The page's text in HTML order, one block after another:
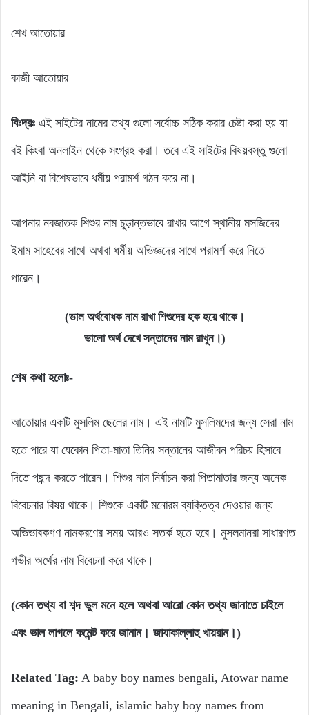
শেখ আতোয়ার
কাজী আতোয়ার
বিঃদ্রঃ এই সাইটের নামের তথ্য গুলো সর্বোচ্চ সঠিক করার চেষ্টা করা হয় যা
বই কিংবা অনলাইন থেকে সংগ্রহ করা। তবে এই সাইটের বিষয়বস্তু গুলো
আইনি বা বিশেষভাবে ধর্মীয় পরামর্শ গঠন করে না।
আপনার নবজাতক শিশুর নাম চূড়ান্তভাবে রাখার আগে স্থানীয় মসজিদের
ইমাম সাহেবের সাথে অথবা ধর্মীয় অভিজ্ঞদের সাথে পরামর্শ করে নিতে
পারেন।
(ভাল অর্থবোধক নাম রাখা শিশুদের হক হয়ে থাকে।
ভালো অর্থ দেখে সন্তানের নাম রাখুন।)
শেষ কথা হলোঃ-
আতোয়ার একটি মুসলিম ছেলের নাম। এই নামটি মুসলিমদের জন্য সেরা নাম
হতে পারে যা যেকোন পিতা-মাতা তিনির সন্তানের আজীবন পরিচয় হিসাবে
দিতে পছন্দ করতে পারেন। শিশুর নাম নির্বাচন করা পিতামাতার জন্য অনেক
বিবেচনার বিষয় থাকে। শিশুকে একটি মনোরম ব্যক্তিত্ব দেওয়ার জন্য
অভিভাবকগণ নামকরণের সময় আরও সতর্ক হতে হবে। মুসলমানরা সাধারণত
গভীর অর্থের নাম বিবেচনা করে থাকে।
(কোন তথ্য বা শব্দ ভুল মনে হলে অথবা আরো কোন তথ্য জানাতে চাইলে
এবং ভাল লাগলে কমেন্ট করে জানান। জাযাকাল্লাহু খায়রান।)
Related Tag: A baby boy names bengali, Atowar name
meaning in Bengali, islamic baby boy names from